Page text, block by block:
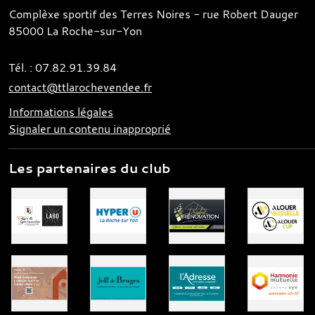
Complèxe sportif des Terres Noires - rue Robert Dauger
85000 La Roche-sur-Yon
Tél. : 07.82.91.39.84
contact@ttlarochevendee.fr
Informations légales
Signaler un contenu inapproprié
Les partenaires du club